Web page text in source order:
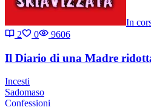
In
2
0 9606
Il Diario di una Madre
Incesti
Sadomaso
Confessioni